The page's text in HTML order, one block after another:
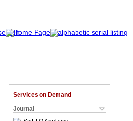
Services on Demand
Journal